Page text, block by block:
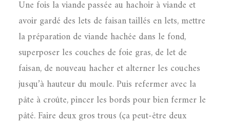
Une fois la viande passée au hachoir à viande et
avoir gardé des lets de faisan taillés en lets, mettre
la préparation de viande hachée dans le fond,
superposer les couches de foie gras, de let de
faisan, de nouveau hacher et alterner les couches
jusqu’à hauteur du moule. Puis refermer avec la
pâte à croûte, pincer les bords pour bien fermer le
pâté. Faire deux gros trous (ça peut-être deux